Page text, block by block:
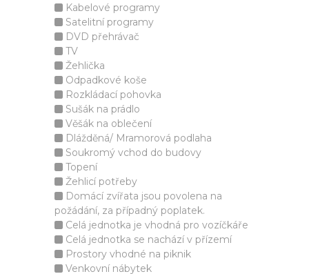
Kabelové programy
Satelitní programy
DVD přehrávač
TV
Žehlička
Odpadkové koše
Rozkládací pohovka
Sušák na prádlo
Věšák na oblečení
Dlážděná/ Mramorová podlaha
Soukromý vchod do budovy
Topení
Žehlicí potřeby
Domácí zvířata jsou povolena na
požádání, za případný poplatek.
Celá jednotka je vhodná pro vozíčkáře
Celá jednotka se nachází v přízemí
Prostory vhodné na piknik
Venkovní nábytek